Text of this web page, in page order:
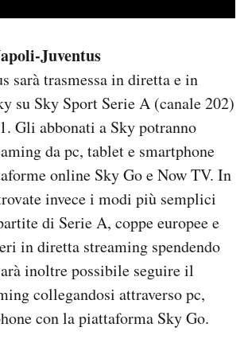
Juventus
sarà trasmessa in diretta e in
su Sky Sport Serie A (canale 202)
Gli abbonati a Sky potranno
da pc, tablet e smartphone
online Sky Go e Now TV. In
invece i modi più semplici
di Serie A, coppe europee e
in diretta streaming spendendo
inoltre possibile seguire il
collegandosi attraverso pc,
con la piattaforma Sky Go.